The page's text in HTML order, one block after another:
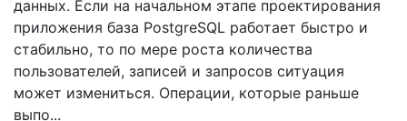
данных. Если на начальном этапе проектирования
приложения база PostgreSQL работает быстро и
стабильно, то по мере роста количества
пользователей, записей и запросов ситуация
может измениться. Операции, которые раньше
выпо...